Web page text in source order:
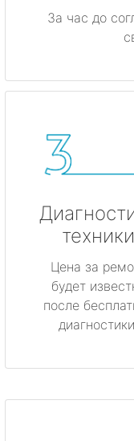
За час до
техники
Цена за
будет
после
диагностики.